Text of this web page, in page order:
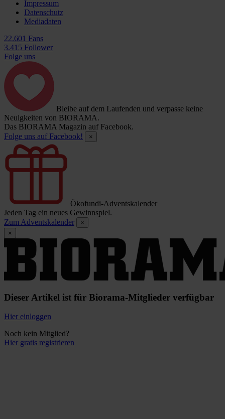
Impressum
Datenschutz
Mediadaten
22.601 Fans
3.415 Follower
Folge uns
Bleibe auf dem Laufenden und verpasse keine
Neuigkeiten von BIORAMA.
Das BIORAMA Magazin auf Facebook.
Folge uns auf Facebook!
×
Ökofundi-Adventskalender
Jeden Tag ein neues Gewinnspiel.
Zum Adventskalender
×
×
Dieser Artikel ist für Biorama-Mitglieder verfügbar
Hier einloggen
Noch kein Mitglied?
Hier gratis registrieren